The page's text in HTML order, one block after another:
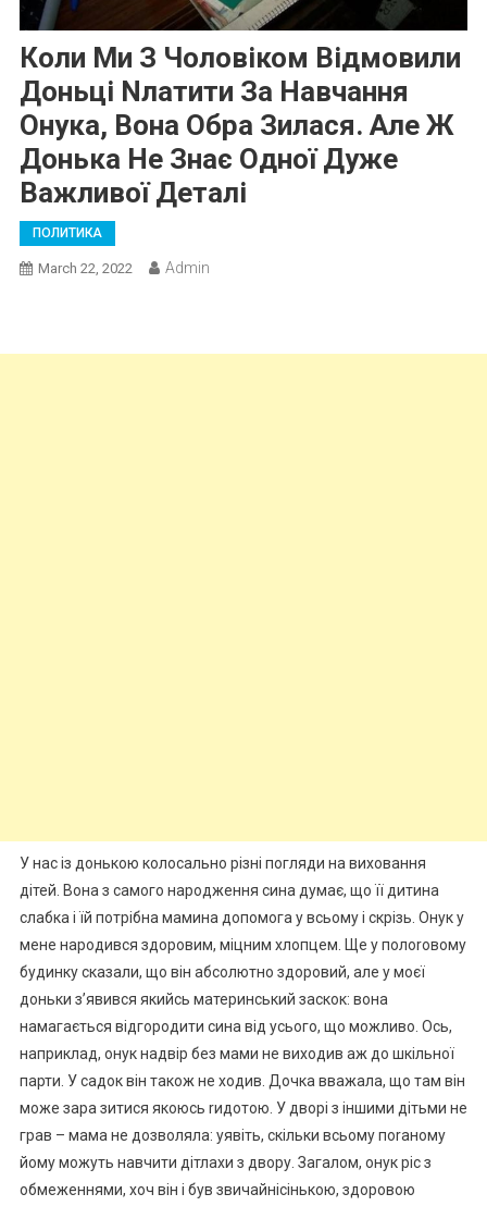
Коли Ми З Чоловіком Відмовили
Доньці Nлатити За Навчання
Онука, Вона Обра Зилася. Але Ж
Донька Не Знає Одної Дуже
Важливої Деталі
ПОЛИТИКА
March 22, 2022 Admin
У нас із донькою колосально різні погляди на виховання
дітей. Вона з самого народження сина думає, що її дитина
слабка і їй потрібна мамина допомога у всьому і скрізь. Онук у
мене народився здоровим, міцним хлопцем. Ще у полоrовому
будинку сказали, що він абсолютно здоровий, але у моєї
доньки з’явився якийсь материнський заскок: вона
намагається відгородити сина від усього, що можливо. Ось,
наприклад, онук надвір без мами не виходив аж до шкільної
парти. У садок він також не ходив. Дочка вважала, що там він
може зара зитися якоюсь rидотою. У дворі з іншими дітьми не
грав – мама не дозволяла: уявіть, скільки всьому поrаному
йому можуть навчити дітлахи з двору. Загалом, онук ріс з
обмеженнями, хоч він і був звичайнісінькою, здоровою